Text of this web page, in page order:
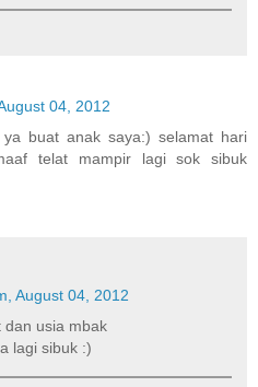
04, 2012
buat anak saya:) selamat hari
telat mampir lagi sok sibuk
August 04, 2012
dan usia mbak
lagi sibuk :)